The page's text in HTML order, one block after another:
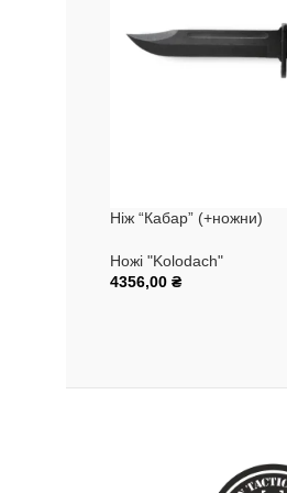
Ніж “Кабар” (+ножни)
Ножі "Kolodach"
4356,00 ₴